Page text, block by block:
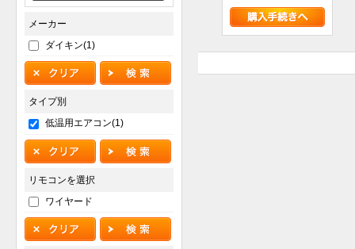
メーカー
ダイキン(1)
タイプ別
低温用エアコン(1)
リモコンを選択
ワイヤード